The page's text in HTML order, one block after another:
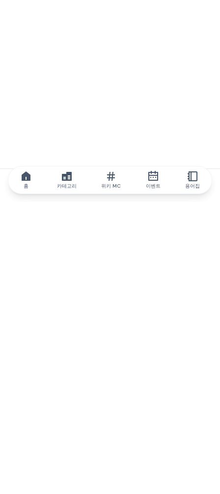
홈 카테고리 위키 MC 이벤트 용어집